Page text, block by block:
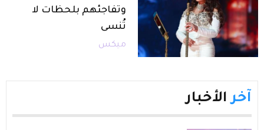
وتفاجئهم بلحظات لا
تُنسى
ميكس
آخر الأخبار